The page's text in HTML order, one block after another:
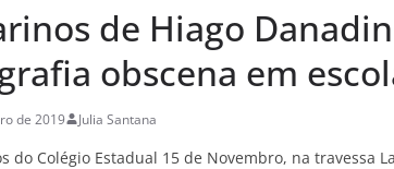
de Hiago
obscena em
de 2019 Julia Santana
do Colégio Estadual 15 de Novembro, na travessa